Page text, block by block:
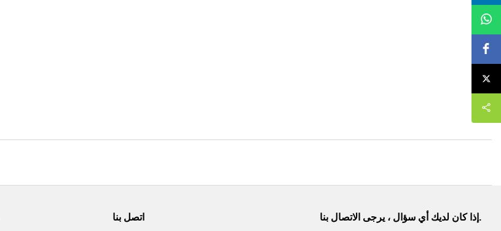
اتصل بنا إذا كان لديك أي سؤال ، يرجى الاتصال بنا.